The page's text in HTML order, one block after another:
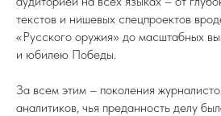
текстов и нишевых спецпроектов
«Русского оружия» до масштабных
и юбилею Победы.
За всем этим – поколения
аналитиков, чья преданность делу